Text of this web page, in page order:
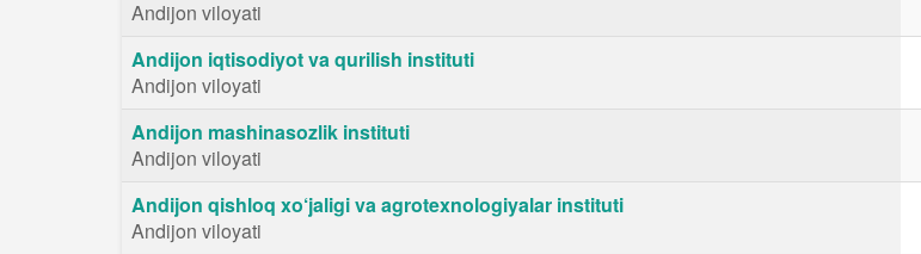
Andijon viloyati
Andijon iqtisodiyot va qurilish instituti
Andijon viloyati
Andijon mashinasozlik instituti
Andijon viloyati
Andijon qishloq xo‘jaligi va agrotexnologiyalar instituti
Andijon viloyati